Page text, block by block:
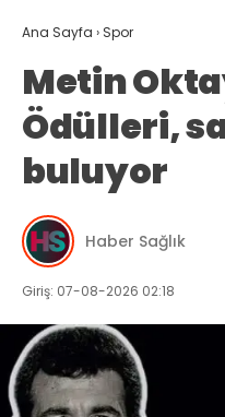
Ana Sayfa › Spor
Metin
Ödülleri,
buluyor
Haber Sağlık
Giriş: 07-08-2026 02:18